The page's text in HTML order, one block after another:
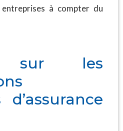
entreprises à compter du
sur les